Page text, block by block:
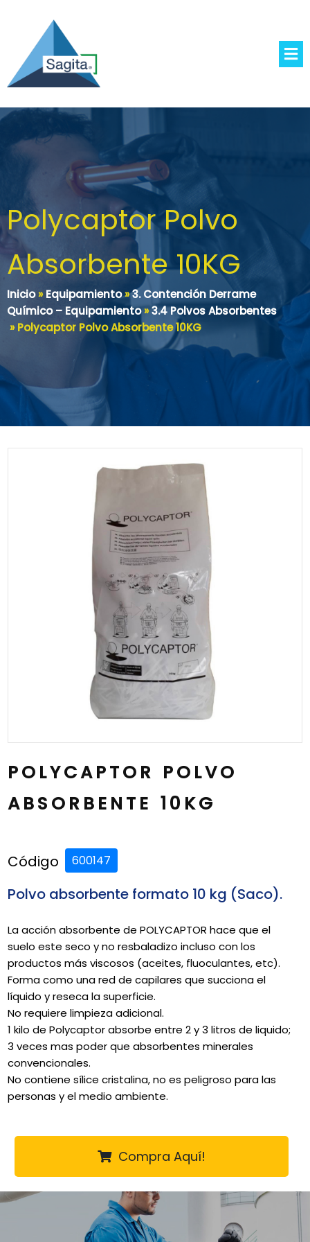
Polycaptor Polvo
Absorbente 10KG
Inicio»Equipamiento»3. Contención Derrame
Químico – Equipamiento»3.4 Polvos Absorbentes
»Polycaptor Polvo Absorbente 10KG
POLYCAPTOR POLVO
ABSORBENTE 10KG
Código 600147
Polvo absorbente formato 10 kg (Saco).
La acción absorbente de POLYCAPTOR hace que el
suelo este seco y no resbaladizo incluso con los
productos más viscosos (aceites, fluoculantes, etc).
Forma como una red de capilares que succiona el
líquido y reseca la superficie.
No requiere limpieza adicional.
1 kilo de Polycaptor absorbe entre 2 y 3 litros de liquido;
3 veces mas poder que absorbentes minerales
convencionales.
No contiene sílice cristalina, no es peligroso para las
personas y el medio ambiente.
Compra Aquí!